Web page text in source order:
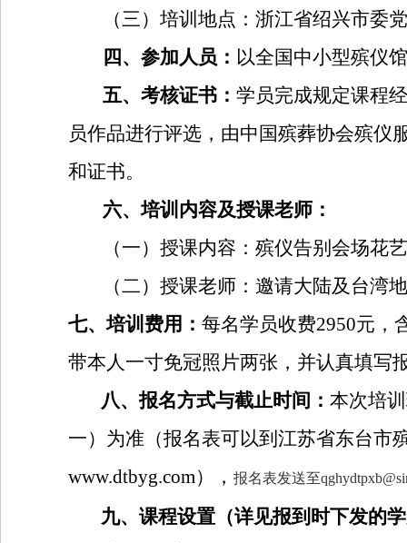
（三）培训地点：浙江省绍兴市委
四、参加人员： 以全国中小型殡仪
五、考核证书： 学员完成规定课程
员作品进行评选，由中国殡葬协会殡仪
和证书。
六、培训内容及授课老师：
（一）授课内容：殡仪告别会场花
（二）授课老师：邀请大陆及台湾
七、培训费用： 每名学员收费2950元，
带本人一寸免冠照片两张，并认真填写
八、报名方式与截止时间： 本次培
一）为准（报名表可以到江苏省东台市
www.dtbyg.com）， 报名表发送至
九、课程设置（详见报到时下发的